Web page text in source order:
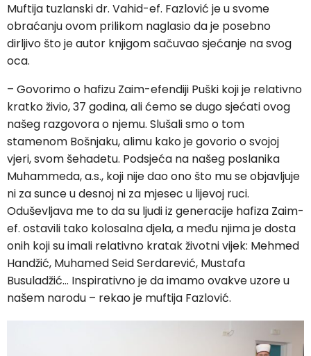
Muftija tuzlanski dr. Vahid-ef. Fazlović je u svome
obraćanju ovom prilikom naglasio da je posebno
dirljivo što je autor knjigom sačuvao sjećanje na svog
oca.
– Govorimo o hafizu Zaim-efendiji Puški koji je relativno
kratko živio, 37 godina, ali ćemo se dugo sjećati ovog
našeg razgovora o njemu. Slušali smo o tom
stamenom Bošnjaku, alimu kako je govorio o svojoj
vjeri, svom šehadetu. Podsjeća na našeg poslanika
Muhammeda, a.s., koji nije dao ono što mu se objavljuje
ni za sunce u desnoj ni za mjesec u lijevoj ruci.
Oduševljava me to da su ljudi iz generacije hafiza Zaim-
ef. ostavili tako kolosalna djela, a među njima je dosta
onih koji su imali relativno kratak životni vijek: Mehmed
Handžić, Muhamed Seid Serdarević, Mustafa
Busuladžić… Inspirativno je da imamo ovakve uzore u
našem narodu – rekao je muftija Fazlović.